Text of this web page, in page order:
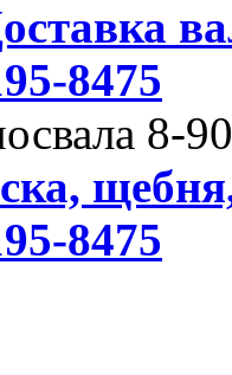
8475
8-
8475